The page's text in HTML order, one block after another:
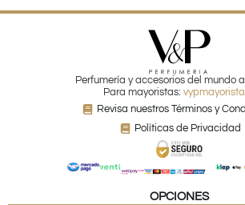
Perfumería y accesorios del mundo
Para mayoristas:
Revisa nuestros Términos y
Políticas de Privacidad
OPCIONES